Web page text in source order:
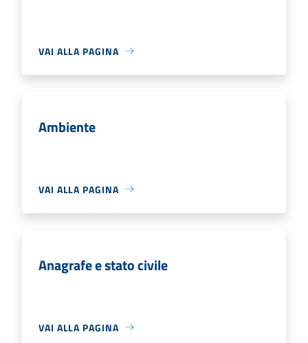
VAI ALLA PAGINA
Ambiente
VAI ALLA PAGINA
Anagrafe e stato civile
VAI ALLA PAGINA